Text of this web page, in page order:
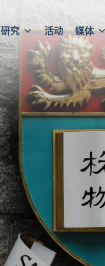
研究 活动 媒体